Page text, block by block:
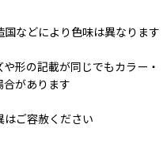
などにより色味は異なります
形の記載が同じでもカラー・
合があります
はご容赦ください